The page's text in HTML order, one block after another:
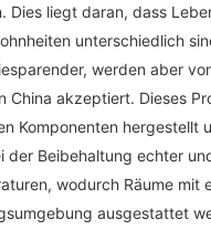
Dies liegt daran, dass
unterschiedlich
werden aber
China akzeptiert. Dieses
Komponenten hergestellt
der Beibehaltung echter
wodurch Räume mit
ausgestattet